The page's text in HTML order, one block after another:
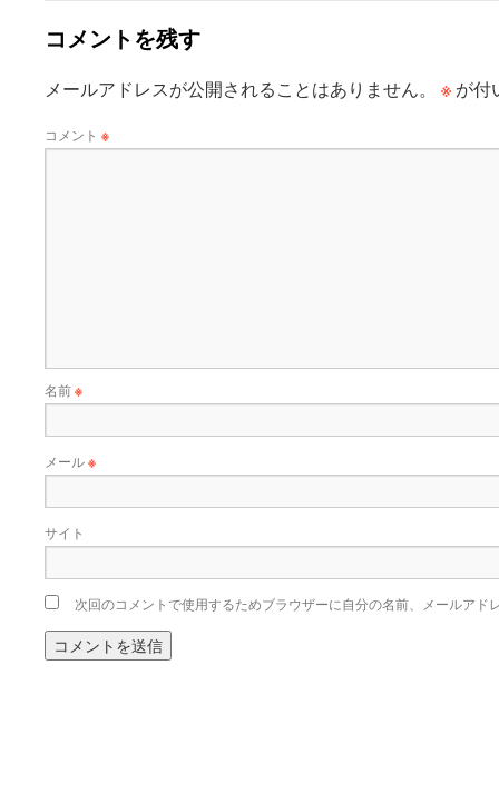
コメントを残す
メールアドレスが公開されることはありません。 ※ が付
コメント ※
名前※
メール※
サイト
次回のコメントで使用するためブラウザーに自分の名前、メールアド